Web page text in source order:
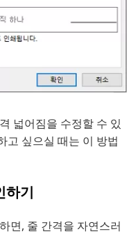
넓어짐을 수정할 수 있
고 싶으실 때는 이 방법
하기
면, 줄 간격을 자연스러